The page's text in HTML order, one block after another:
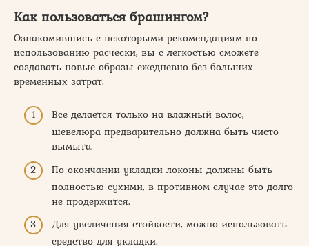
Как пользоваться брашингом?
Ознакомившись с некоторыми рекомендациям по
использованию расчески, вы с легкостью сможете
создавать новые образы ежедневно без больших
временных затрат.
Все делается только на влажный волос,
шевелюра предварительно должна быть чисто
вымыта.
По окончании укладки локоны должны быть
полностью сухими, в противном случае это долго
не продержится.
Для увеличения стойкости, можно использовать
средство для укладки.